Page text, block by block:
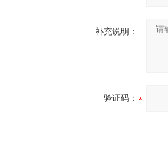
补充说明：
验证码：